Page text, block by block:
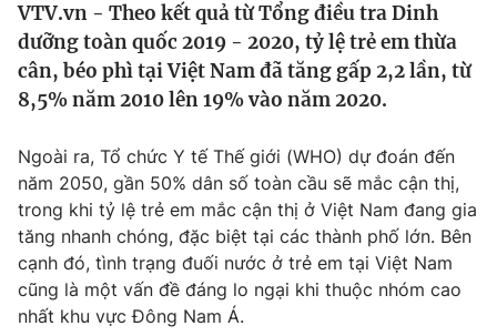
Thế giới
Tin tức
Thế giới đó đây
Câu chuyện quốc tế
Kinh tế
Thị trường
Góc doanh nghiệp
Dữ liệu và đời sống
Truyền hình
Phim VTV
Hậu trường
Giải trí
Điện ảnh
VTV.vn - Theo kết quả từ Tổng điều tra Dinh
dưỡng toàn quốc 2019 - 2020, tỷ lệ trẻ em thừa
cân, béo phì tại Việt Nam đã tăng gấp 2,2 lần, từ
8,5% năm 2010 lên 19% vào năm 2020.
Ngoài ra, Tổ chức Y tế Thế giới (WHO) dự đoán đến
năm 2050, gần 50% dân số toàn cầu sẽ mắc cận thị,
trong khi tỷ lệ trẻ em mắc cận thị ở Việt Nam đang gia
tăng nhanh chóng, đặc biệt tại các thành phố lớn. Bên
cạnh đó, tình trạng đuối nước ở trẻ em tại Việt Nam
cũng là một vấn đề đáng lo ngại khi thuộc nhóm cao
nhất khu vực Đông Nam Á.